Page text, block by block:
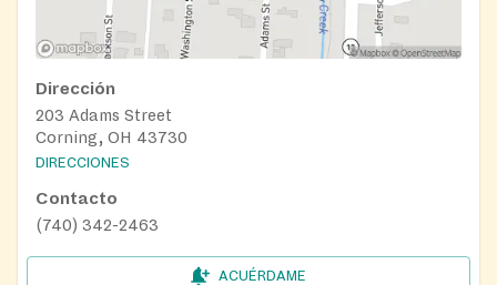
Dirección
203 Adams Street
Corning, OH 43730
DIRECCIONES
Contacto
(740) 342-2463
ACUÉRDAME